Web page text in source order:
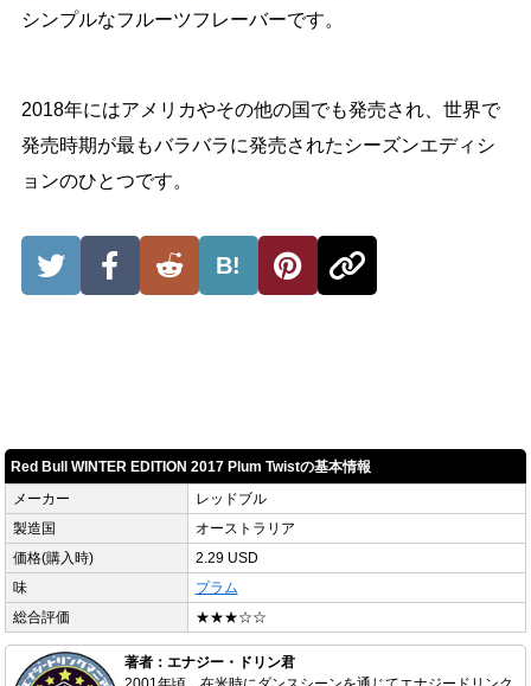
シンプルなフルーツフレーバーです。
2018年にはアメリカやその他の国でも発売され、世界で
発売時期が最もバラバラに発売されたシーズンエディシ
ョンのひとつです。
B!
Red Bull WINTER EDITION 2017 Plum Twistの基本情報
メーカー
レッドブル
製造国
オーストラリア
価格(購入時)
2.29 USD
味
プラム
総合評価
★★★☆☆
著者：エナジー・ドリン君